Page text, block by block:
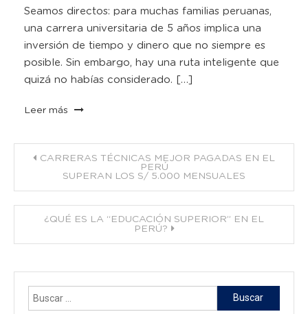
Seamos directos: para muchas familias peruanas,
una carrera universitaria de 5 años implica una
inversión de tiempo y dinero que no siempre es
posible. Sin embargo, hay una ruta inteligente que
quizá no habías considerado. […]
Leer más
Navegación
de
entradas
CARRERAS TÉCNICAS MEJOR PAGADAS EN EL
PERÚ
SUPERAN LOS S/ 5.000 MENSUALES
¿QUÉ ES LA “EDUCACIÓN SUPERIOR” EN EL
PERÚ?
Buscar: